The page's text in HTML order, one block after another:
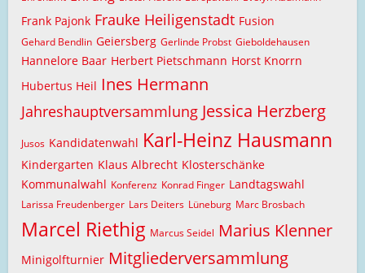
Frank Pajonk Frauke Heiligenstadt Fusion
Gehard Bendlin Geiersberg Gerlinde Probst Gieboldehausen
Hannelore Baar Herbert Pietschmann Horst Knorrn
Hubertus Heil Ines Hermann
Jahreshauptversammlung Jessica Herzberg
Jusos Kandidatenwahl Karl-Heinz Hausmann
Kindergarten Klaus Albrecht Klosterschänke
Kommunalwahl Konferenz Konrad Finger Landtagswahl
Larissa Freudenberger Lars Deiters Lüneburg Marc Brosbach
Marcel Riethig Marcus Seidel Marius Klenner
Minigolfturnier Mitgliederversammlung